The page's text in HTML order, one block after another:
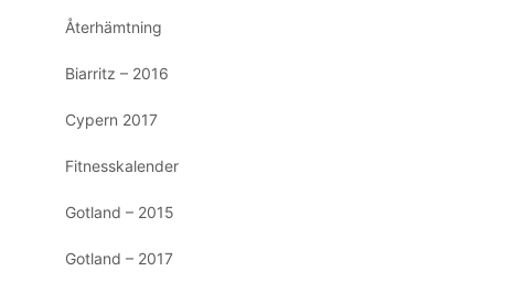
Återhämtning
Biarritz – 2016
Cypern 2017
Fitnesskalender
Gotland – 2015
Gotland – 2017